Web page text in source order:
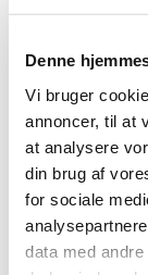
Denne
Vi bruger
annoncer, til at
at analysere
din brug af
for sociale
data med
2017 (167)
2014 (44)
december (3)
november (3)
oktober (1)
september (7)
august (4)